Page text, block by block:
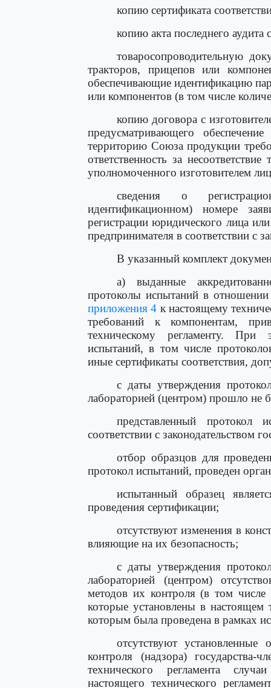
копию сертификата
копию акта последнего аудита
товаросопроводительную
тракторов, прицепов или
обеспечивающие идентификацию
или компонентов (в том числе
копию договора с
предусматривающего
территорию Союза продукции
ответственность за
уполномоченного изготовителем
сведения о
идентификационном) номере
регистрации юридического лица
предпринимателя в соответствии с
В указанный комплект
а) выданные
протоколы испытаний в
приложения 4 к настоящему
требований к компонентам,
техническому регламенту. При
испытаний, в том числе
иные сертификаты соответствия,
с даты утверждения
лабораторией (центром) прошло не
представленный протокол
соответствии с законодательством
отбор образцов для
протокол испытаний, проведен
испытанный образец
проведения сертификации;
отсутствуют изменения в
влияющие на их безопасность;
с даты утверждения
лабораторией (центром)
методов их контроля (в том
которые установлены в настоящем
которым была проведена в рамках
отсутствуют установленные
контроля (надзора) государства-
технического регламента
настоящего технического